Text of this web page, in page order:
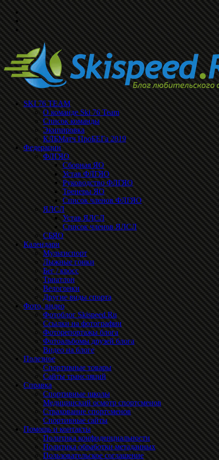
SKI 76 TEAM
О команде Ski 76 Team
Список команды
Экипировка
КЛБМатч ПроБЕГа 2019
Федерации
ФЛГЯО
Сборная ЯО
Устав ФЛГЯО
Руководство ФЛГЯО
Тренеры ЯО
Список членов ФЛГЯО
ЯЛСЛ
Устав ЯЛСЛ
Список членов ЯЛСЛ
СБЯО
Календари
Мультиспорт
Лыжные гонки
Бег / кросс
Триатлон
Велогонки
Другие виды спорта
Фото, видео
Фотоблог Skispeed.Ru
Ссылки на фотографии
Фоторепортажы блога
Фотоальбомы друзей блога
Видео на блоге
Полезное
Спортивные товары
Сайты трансляций
Справка
Спортивные школы
Медицинский осмотр спортсменов
Страхование спортсменов
Спортивные сайты
Помощь и контакты
Политика конфиденциальности
Политика обработки метаданных
Пользовательское соглашение